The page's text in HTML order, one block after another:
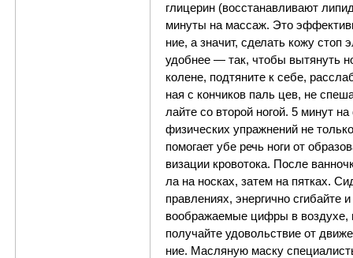
гли­це­рин (вос­ста­на­в­ли­ва­ют
ми­ну­ты на мас­саж. Это
ние, а зна­чит, сде­лать ко­жу
удоб­нее — так, что­бы вы­тя­нуть
ко­ле­не, под­тя­ни­те к се­бе,
ная с кон­чиков паль­ цев, не
лай­те со вто­рой но­гой. 5 ми­нут
фи­зи­че­ских уп­раж­не­ний не
по­мо­га­ет убе­ речь но­ги от
ви­за­ции кро­во­то­ка. Пос­ле
ла на но­с­ках, за­тем на пят­ках.
пра­в­ле­ни­ях, энер­гич­но сги­бай­те
во­о­б­ра­жа­е­мые циф­ры в воз­ду­хе,
получайте удовольствие от
ние. Мас­ля­ную ма­с­ку